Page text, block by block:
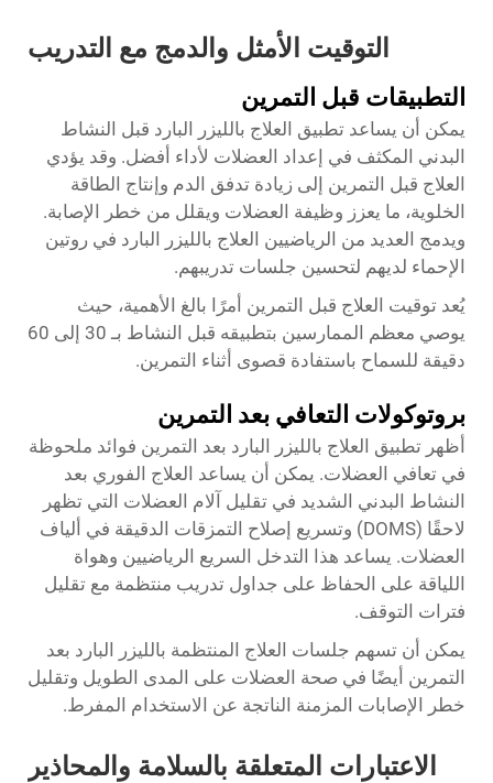
التوقيت الأمثل والدمج مع التدريب
التطبيقات قبل التمرين
يمكن أن يساعد تطبيق العلاج بالليزر البارد قبل النشاط
البدني المكثف في إعداد العضلات لأداء أفضل. وقد يؤدي
العلاج قبل التمرين إلى زيادة تدفق الدم وإنتاج الطاقة
الخلوية، ما يعزز وظيفة العضلات ويقلل من خطر الإصابة.
ويدمج العديد من الرياضيين العلاج بالليزر البارد في روتين
الإحماء لديهم لتحسين جلسات تدريبهم.
يُعد توقيت العلاج قبل التمرين أمرًا بالغ الأهمية، حيث
يوصي معظم الممارسين بتطبيقه قبل النشاط بـ 30 إلى 60
دقيقة للسماح باستفادة قصوى أثناء التمرين.
بروتوكولات التعافي بعد التمرين
أظهر تطبيق العلاج بالليزر البارد بعد التمرين فوائد ملحوظة
في تعافي العضلات. يمكن أن يساعد العلاج الفوري بعد
النشاط البدني الشديد في تقليل آلام العضلات التي تظهر
لاحقًا (DOMS) وتسريع إصلاح التمزقات الدقيقة في ألياف
العضلات. يساعد هذا التدخل السريع الرياضيين وهواة
اللياقة على الحفاظ على جداول تدريب منتظمة مع تقليل
فترات التوقف.
يمكن أن تسهم جلسات العلاج المنتظمة بالليزر البارد بعد
التمرين أيضًا في صحة العضلات على المدى الطويل وتقليل
خطر الإصابات المزمنة الناتجة عن الاستخدام المفرط.
الاعتبارات المتعلقة بالسلامة والمحاذير